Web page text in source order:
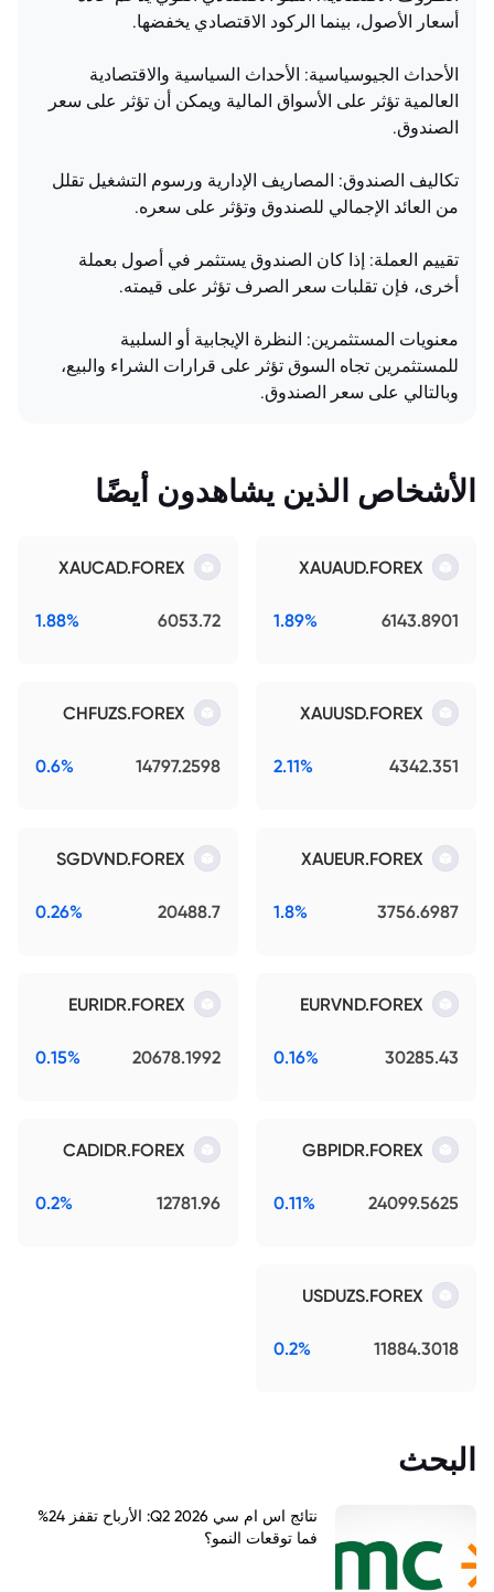
أسعار الأصول، بينما الركود الاقتصادي يخفضها.
الأحداث الجيوسياسية: الأحداث السياسية والاقتصادية
العالمية تؤثر على الأسواق المالية ويمكن أن تؤثر على سعر
الصندوق.
تكاليف الصندوق: المصاريف الإدارية ورسوم التشغيل تقلل
من العائد الإجمالي للصندوق وتؤثر على سعره.
تقييم العملة: إذا كان الصندوق يستثمر في أصول بعملة
أخرى، فإن تقلبات سعر الصرف تؤثر على قيمته.
معنويات المستثمرين: النظرة الإيجابية أو السلبية
للمستثمرين تجاه السوق تؤثر على قرارات الشراء والبيع،
وبالتالي على سعر الصندوق.
الأشخاص الذين يشاهدون أيضًا
XAUAUD.FOREX
6143.8901
1.89%
XAUCAD.FOREX
6053.72
1.88%
XAUUSD.FOREX
4342.351
2.11%
CHFUZS.FOREX
14797.2598
0.6%
XAUEUR.FOREX
3756.6987
1.8%
SGDVND.FOREX
20488.7
0.26%
EURVND.FOREX
30285.43
0.16%
EURIDR.FOREX
20678.1992
0.15%
GBPIDR.FOREX
24099.5625
0.11%
CADIDR.FOREX
12781.96
0.2%
USDUZS.FOREX
11884.3018
0.2%
البحث
نتائج اس ام سي Q2 2026: الأرباح تقفز 24%
فما توقعات النمو؟